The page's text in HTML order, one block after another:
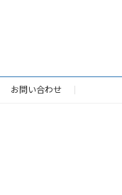
お問い合わせ